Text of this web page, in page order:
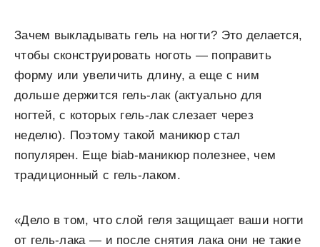
Зачем выкладывать гель на ногти? Это делается,
чтобы сконструировать ноготь — поправить
форму или увеличить длину, а еще с ним
дольше держится гель-лак (актуально для
ногтей, с которых гель-лак слезает через
неделю). Поэтому такой маникюр стал
популярен. Еще biab-маникюр полезнее, чем
традиционный с гель-лаком.
«Дело в том, что слой геля защищает ваши ногти
от гель-лака — и после снятия лака они не такие